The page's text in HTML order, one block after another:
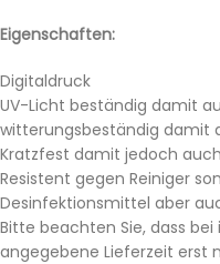
Eigenschaften:
Digitaldruck
UV-Licht beständig damit
witterungsbeständig damit
Kratzfest damit jedoch
Resistent gegen Reiniger
Desinfektionsmittel aber
Bitte beachten Sie, dass
angegebene Lieferzeit erst